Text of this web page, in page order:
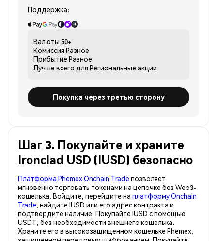
Поддержка:
Валюты 50+
Комиссия Разное
Прибытие Разное
Лучше всего для Региональные акции
Покупка через третью сторону
Шаг 3. Покупайте и храните
Ironclad USD (IUSD) безопасно
Платформа Phemex Onchain Trade позволяет
мгновенно торговать токенами на цепочке без Web3-
кошелька. Войдите, перейдите на платформу Onchain
Trade, найдите IUSD или его адрес контракта и
подтвердите наличие. Покупайте IUSD с помощью
USDT, без необходимости внешнего кошелька.
Храните его в высокозащищенном кошельке Phemex,